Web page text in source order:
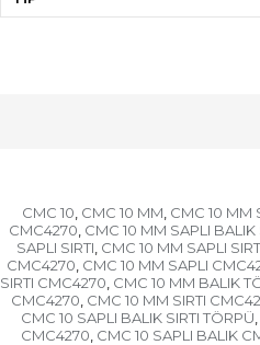
CMC 10, CMC 10 MM, CMC 10 MM
CMC4270, CMC 10 MM SAPLI
SAPLI SIRTI, CMC 10 MM SAPLI
CMC4270, CMC 10 MM SAPLI
SIRTI CMC4270, CMC 10 MM BALIK
CMC4270, CMC 10 MM SIRTI
CMC 10 SAPLI BALIK SIRTI TÖRPÜ,
CMC4270, CMC 10 SAPLI BALIK